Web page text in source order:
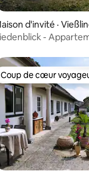
d'invité ·
-
Coup de cœur
Coup de cœur